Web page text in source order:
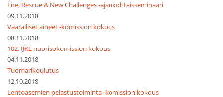
Fire, Rescue & New Challenges -ajankohtaisseminaari
09.11.2018
Vaaralliset aineet -komission kokous
08.11.2018
102. IJKL nuorisokomission kokous
04.11.2018
Tuomarikoulutus
12.10.2018
Lentoasemien pelastustoiminta -komission kokous